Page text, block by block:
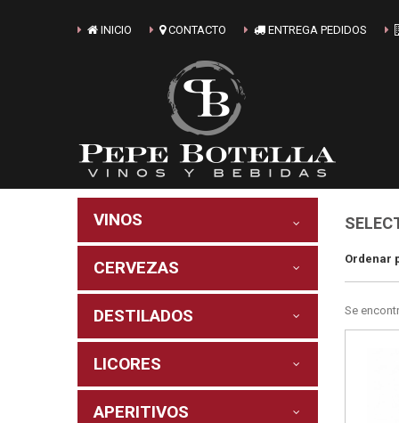
INICIO CONTACTO ENTREGA PEDIDOS
VINOS
CERVEZAS
DESTILADOS
LICORES
APERITIVOS
Ordenar
Se